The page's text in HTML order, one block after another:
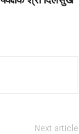
Next article